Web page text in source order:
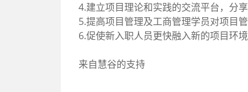
4.建立项目理论和实践的交流平台，分
5.提高项目管理及工商管理学员对项目
6.促使新入职人员更快融入新的项目环
来自慧谷的支持